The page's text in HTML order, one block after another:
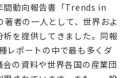
間動向報告書「Trends in
の一人として、世界およ
を提供してきました。同報
レポートの中で最も多くダ
の資料や世界各国の産業団